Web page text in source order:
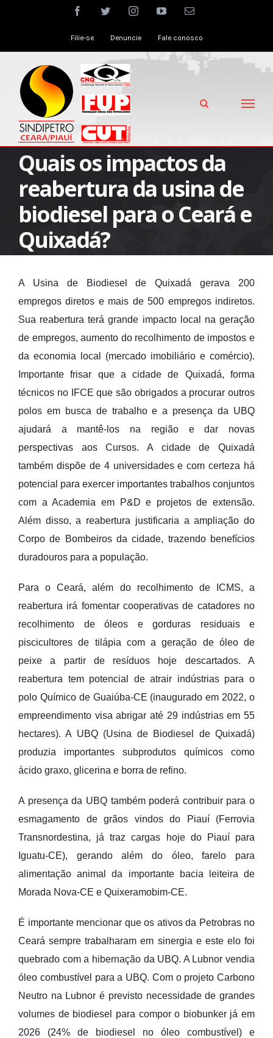
facebooktwitter instagramyoutubeEmail
Filie-se Denuncie Fale conosco
Quais os impactos da
reabertura da usina de
biodiesel para o Ceará e
Quixadá?
A Usina de Biodiesel de Quixadá gerava 200
empregos diretos e mais de 500 empregos indiretos.
Sua reabertura terá grande impacto local na geração
de empregos, aumento do recolhimento de impostos e
da economia local (mercado imobiliário e comércio).
Importante frisar que a cidade de Quixadá, forma
técnicos no IFCE que são obrigados a procurar outros
polos em busca de trabalho e a presença da UBQ
ajudará a mantê-los na região e dar novas
perspectivas aos Cursos. A cidade de Quixadá
também dispõe de 4 universidades e com certeza há
potencial para exercer importantes trabalhos conjuntos
com a Academia em P&D e projetos de extensão.
Além disso, a reabertura justificaria a ampliação do
Corpo de Bombeiros da cidade, trazendo benefícios
duradouros para a população.
Para o Ceará, além do recolhimento de ICMS, a
reabertura irá fomentar cooperativas de catadores no
recolhimento de óleos e gorduras residuais e
piscicultores de tilápia com a geração de óleo de
peixe a partir de resíduos hoje descartados. A
reabertura tem potencial de atrair indústrias para o
polo Químico de Guaiúba-CE (inaugurado em 2022, o
empreendimento visa abrigar até 29 indústrias em 55
hectares). A UBQ (Usina de Biodiesel de Quixadá)
produzia importantes subprodutos químicos como
ácido graxo, glicerina e borra de refino.
A presença da UBQ também poderá contribuir para o
esmagamento de grãos vindos do Piauí (Ferrovia
Transnordestina, já traz cargas hoje do Piauí para
Iguatu-CE), gerando além do óleo, farelo para
alimentação animal da importante bacia leiteira de
Morada Nova-CE e Quixeramobim-CE.
É importante mencionar que os ativos da Petrobras no
Ceará sempre trabalharam em sinergia e este elo foi
quebrado com a hibernação da UBQ. A Lubnor vendia
óleo combustível para a UBQ. Com o projeto Carbono
Neutro na Lubnor é previsto necessidade de grandes
volumes de biodiesel para compor o biobunker já em
2026 (24% de biodiesel no óleo combustível) e